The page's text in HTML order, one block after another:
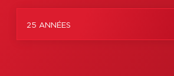
25 ANNÉES